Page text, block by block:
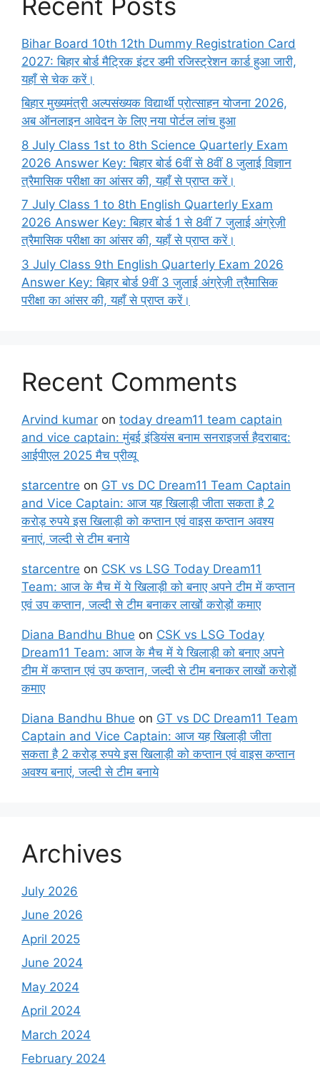
Bihar Board 10th 12th Dummy Registration Card
2027: बिहार बोर्ड मैट्रिक इंटर डमी रजिस्ट्रेशन कार्ड हुआ जारी,
यहाँ से चेक करें।
बिहार मुख्यमंत्री अल्पसंख्यक विद्यार्थी प्रोत्साहन योजना 2026,
अब ऑनलाइन आवेदन के लिए नया पोर्टल लांच हुआ
8 July Class 1st to 8th Science Quarterly Exam
2026 Answer Key: बिहार बोर्ड 6वीं से 8वीं 8 जुलाई विज्ञान
त्रैमासिक परीक्षा का आंसर की, यहाँ से प्राप्त करें।
7 July Class 1 to 8th English Quarterly Exam
2026 Answer Key: बिहार बोर्ड 1 से 8वीं 7 जुलाई अंग्रेज़ी
त्रैमासिक परीक्षा का आंसर की, यहाँ से प्राप्त करें।
3 July Class 9th English Quarterly Exam 2026
Answer Key: बिहार बोर्ड 9वीं 3 जुलाई अंग्रेज़ी त्रैमासिक
परीक्षा का आंसर की, यहाँ से प्राप्त करें।
Recent Comments
Arvind kumar on today dream11 team captain
and vice captain: मुंबई इंडियंस बनाम सनराइजर्स हैदराबाद:
आईपीएल 2025 मैच प्रीव्यू
starcentre on GT vs DC Dream11 Team Captain
and Vice Captain: आज यह खिलाड़ी जीता सकता है 2
करोड़ रुपये इस खिलाड़ी को कप्तान एवं वाइस कप्तान अवश्य
बनाएं, जल्दी से टीम बनाये
starcentre on CSK vs LSG Today Dream11
Team: आज के मैच में ये खिलाड़ी को बनाए अपने टीम में कप्तान
एवं उप कप्तान, जल्दी से टीम बनाकर लाखों करोड़ों कमाए
Diana Bandhu Bhue on CSK vs LSG Today
Dream11 Team: आज के मैच में ये खिलाड़ी को बनाए अपने
टीम में कप्तान एवं उप कप्तान, जल्दी से टीम बनाकर लाखों करोड़ों
कमाए
Diana Bandhu Bhue on GT vs DC Dream11 Team
Captain and Vice Captain: आज यह खिलाड़ी जीता
सकता है 2 करोड़ रुपये इस खिलाड़ी को कप्तान एवं वाइस कप्तान
अवश्य बनाएं, जल्दी से टीम बनाये
Archives
July 2026
June 2026
April 2025
June 2024
May 2024
April 2024
March 2024
February 2024